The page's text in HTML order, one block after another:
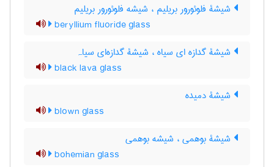
شیشۀ فلوئورور بریلیم ، شیشه فلوئورور بریلیم
beryllium fluoride glass
شیشۀ گدازه ای سیاه ، شیشۀ گدازه‌ای سیاہ
black lava glass
شیشۀ دمیده
blown glass
شیشۀ بوهمی ، شیشه بوهمی
bohemian glass